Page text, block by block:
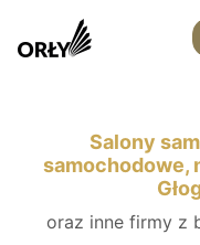
Salony
samochodowe,
oraz inne firmy z